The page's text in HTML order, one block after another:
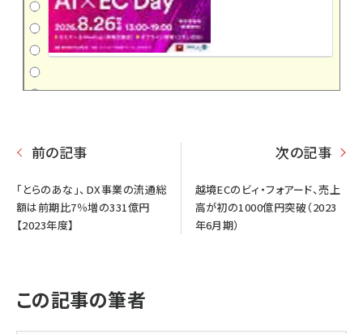
前の記事
「とらのあな」、DX事業の流通総
額は前期比7％増の331億円
【2023年度】
次の記事
越境ECのビィ・フォアード、売上
高が初の1000億円突破（2023
年6月期）
この記事の筆者